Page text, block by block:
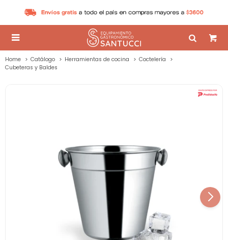

Home Catálogo Herramientas de cocina
Coctelería
Cubeteras y Baldes